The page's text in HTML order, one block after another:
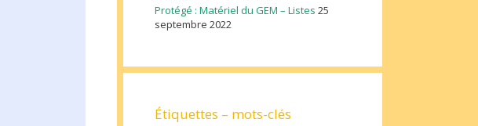
Protégé : Matériel du GEM – Listes 25
septembre 2022
Étiquettes – mots-clés